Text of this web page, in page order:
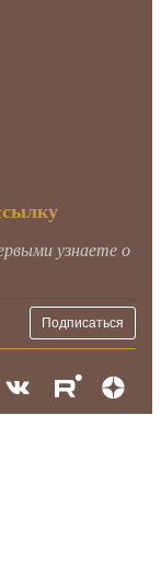
узнаете о